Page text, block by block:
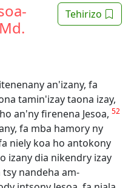
Tehirizo
an'izany, fa
tamin'izay taona izay,
an'ny firenena Jesoa, 52
fa mba hamory ny
niely koa ho antokony
izany dia nikendry izay
tsy nandeha am-